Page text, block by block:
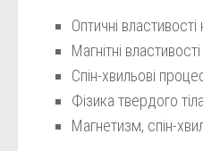
Оптичні
Магнітні
Спін-хвильові
Фізика твердого
Магнетизм, спін-